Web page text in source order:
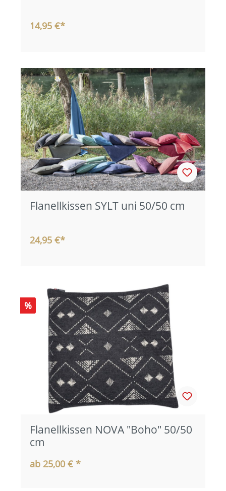
14,95 €*
Flanellkissen SYLT uni 50/50 cm
24,95 €*
%
Flanellkissen NOVA "Boho" 50/50
cm
ab 25,00 € *